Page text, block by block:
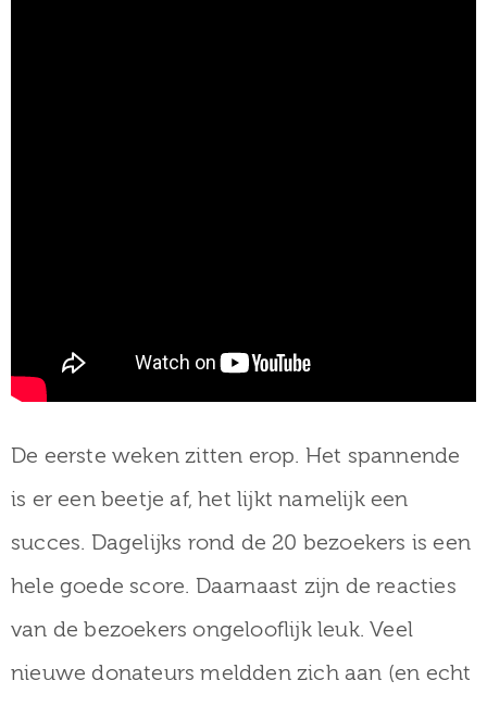
De eerste weken zitten erop. Het spannende
is er een beetje af, het lijkt namelijk een
succes. Dagelijks rond de 20 bezoekers is een
hele goede score. Daarnaast zijn de reacties
van de bezoekers ongelooflijk leuk. Veel
nieuwe donateurs meldden zich aan (en echt